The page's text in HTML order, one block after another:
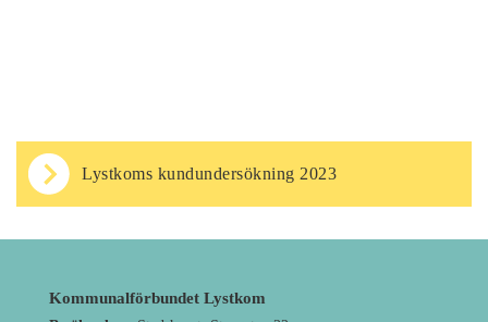
Lystkoms kundundersökning 2023
Kommunalförbundet Lystkom